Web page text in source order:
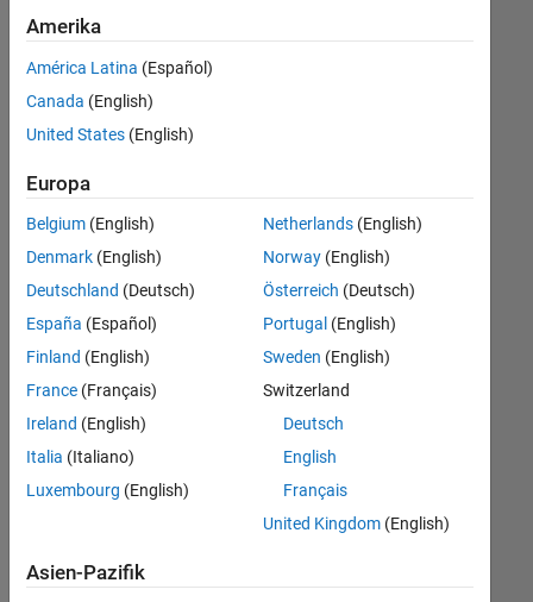
Derzeit
es
keine
offenen
Stellen,
Ihren
Suchkriterien
entsprechen.
können
die
Suchkriterien
weiter
fassen
oder
alle
Stellenangebote
anzeigen .
noch
Amerika
América Latina (Español)
Canada (English)
United States (English)
Europa
Belgium (English)
Denmark (English)
Deutschland (Deutsch)
España (Español)
Finland (English)
France (Français)
Ireland (English)
Italia (Italiano)
Luxembourg (English)
Netherlands(English)
Norway(English)
Österreich (Deutsch)
Portugal (English)
Sweden (English)
Switzerland
Deutsch
English
Français
United Kingdom(English)
Asien-Pazifik